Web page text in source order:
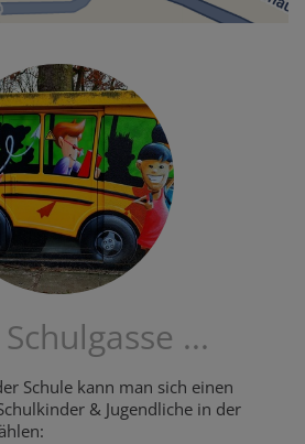
...
Schule kann man sich einen
& Jugendliche in der